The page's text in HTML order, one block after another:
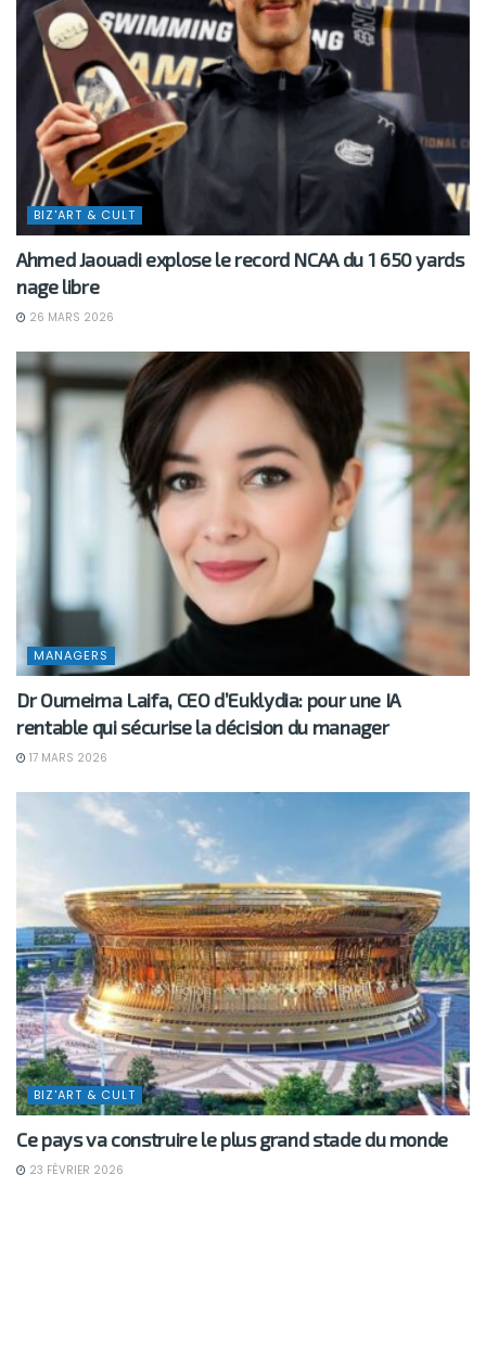
BIZ'ART & CULT
Ahmed Jaouadi explose le record NCAA du 1 650 yards
nage libre
26 MARS 2026
MANAGERS
Dr Oumeima Laifa, CEO d’Euklydia: pour une IA
rentable qui sécurise la décision du manager
17 MARS 2026
BIZ'ART & CULT
Ce pays va construire le plus grand stade du monde
23 FÉVRIER 2026